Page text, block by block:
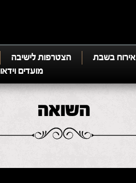
אירוח בשבת הצטרפות לישיבה
מועדים וידאו
השואה